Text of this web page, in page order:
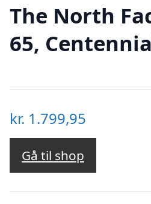
The North
65,
kr. 1.799,95
Gå til shop